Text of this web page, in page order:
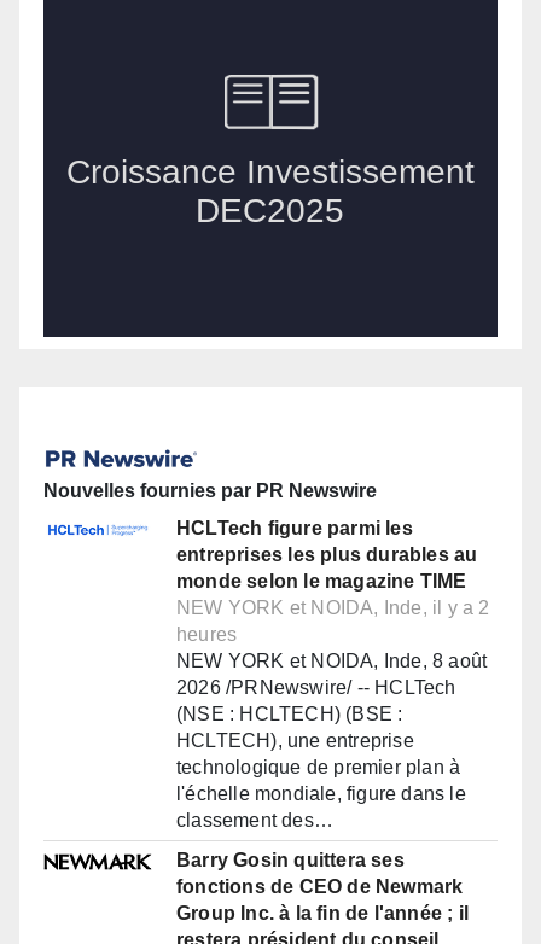
Nouvelles fournies par PR Newswire
HCLTech figure parmi les
entreprises les plus durables au
monde selon le magazine TIME
NEW YORK et NOIDA, Inde, il y a 2
heures
NEW YORK et NOIDA, Inde, 8 août
2026 /PRNewswire/ -- HCLTech
(NSE : HCLTECH) (BSE :
HCLTECH), une entreprise
technologique de premier plan à
l'échelle mondiale, figure dans le
classement des…
Barry Gosin quittera ses
fonctions de CEO de Newmark
Group Inc. à la fin de l'année ; il